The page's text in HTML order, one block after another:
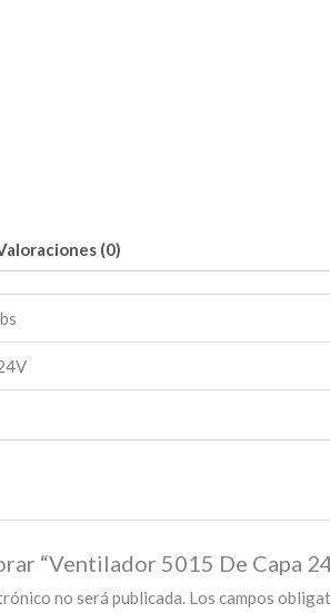
(0)
“Ventilador 5015 De Capa
no será publicada. Los campos